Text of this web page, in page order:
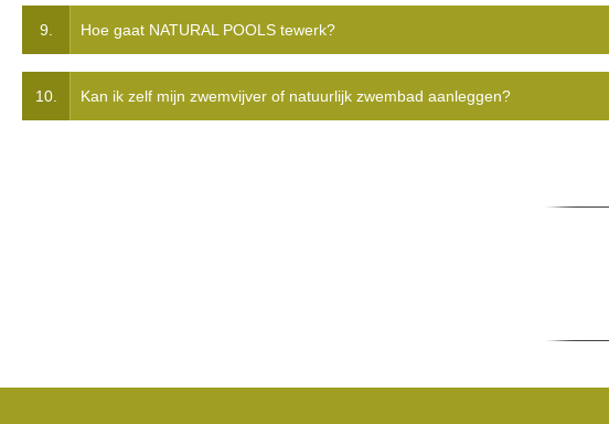
9. Hoe gaat NATURAL POOLS tewerk?
10. Kan ik zelf mijn zwemvijver of natuurlijk zwembad aanleggen?